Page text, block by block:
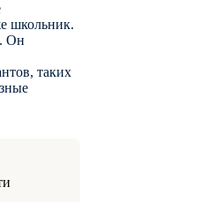
школьник.
Он
таких